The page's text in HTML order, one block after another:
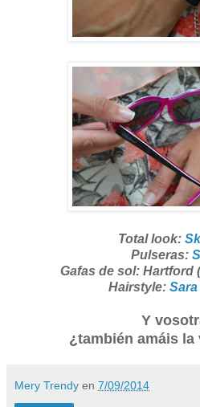
Total look:
Pulseras:
Gafas de sol: Hartford (
Hairstyle:
Y
¿también amáis la
Mery Trendy en 7/09/2014